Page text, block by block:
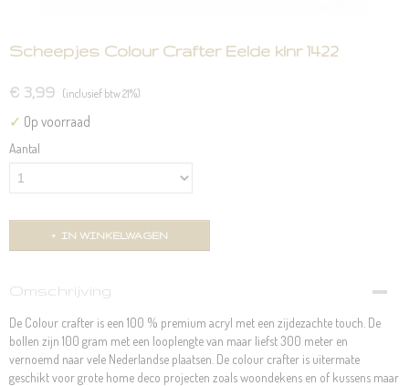
Scheepjes Colour Crafter Eelde klnr 1422
€ 3,99 (inclusief btw 21%)
✓ Op voorraad
Aantal
IN WINKELWAGEN
Omschrijving
De Colour crafter is een 100 % premium acryl met een zijdezachte touch. De
bollen zijn 100 gram met een looplengte van maar liefst 300 meter en
vernoemd naar vele Nederlandse plaatsen. De colour crafter is uitermate
geschikt voor grote home deco projecten zoals woondekens en of kussens maar